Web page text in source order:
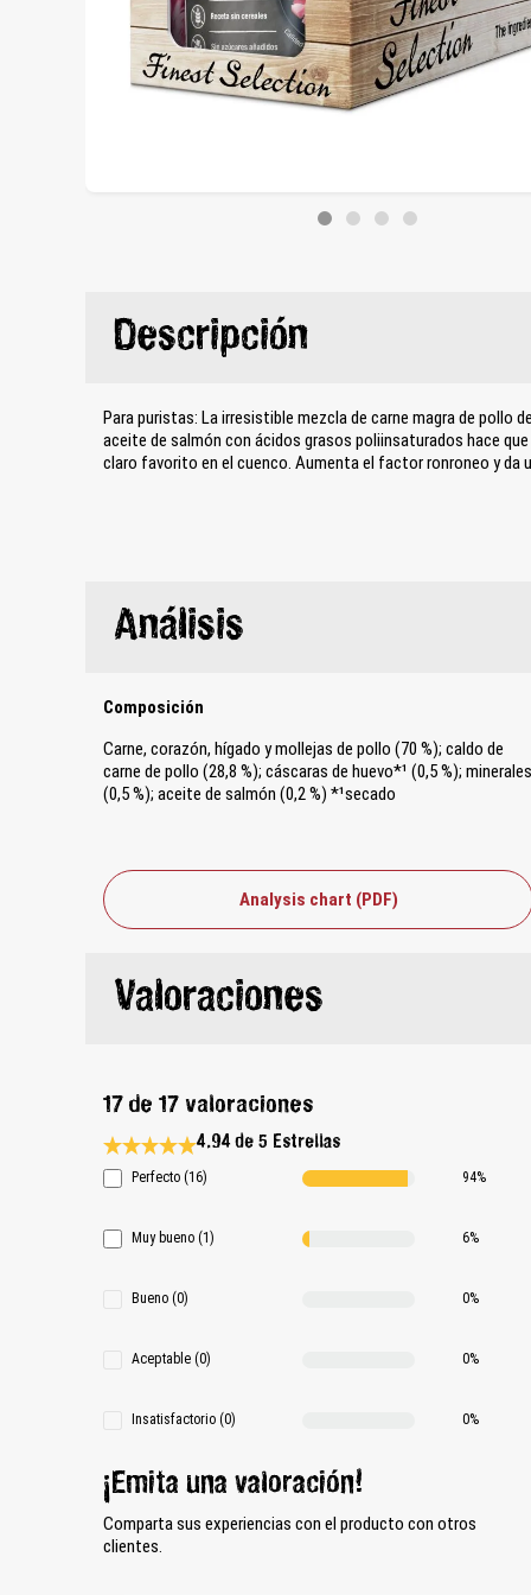
Descripción
Para puristas: La irresistible mezcla de carne magra de pollo
aceite de salmón con ácidos grasos poliinsaturados hace que
claro favorito en el cuenco. Aumenta el factor ronroneo y da
Análisis
Composición
Carne, corazón, hígado y mollejas de pollo (70 %); caldo de
carne de pollo (28,8 %); cáscaras de huevo*¹ (0,5 %); minerales
(0,5 %); aceite de salmón (0,2 %) *¹secado
Analysis chart (PDF)
Valoraciones
17 de 17 valoraciones
Calificación promedio de 4.9 de 5 estrellas
4.94 de 5 Estrellas
Perfecto (16) 94%
Muy bueno (1) 6%
Bueno (0) 0%
Aceptable (0) 0%
Insatisfactorio (0) 0%
¡Emita una valoración!
Comparta sus experiencias con el producto con otros
clientes.